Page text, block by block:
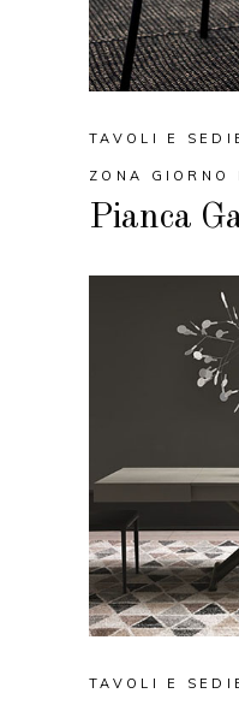
TAVOLI E
ZONA GIORNO
Pianca
TAVOLI E